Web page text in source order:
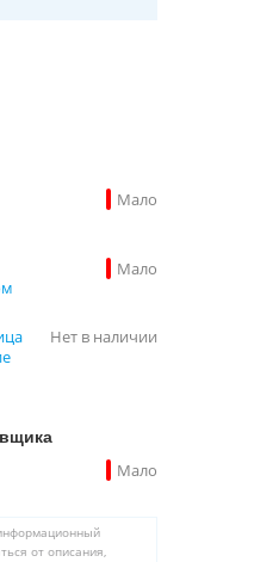
Мало
Мало
Нет в наличии
Мало
от описания,